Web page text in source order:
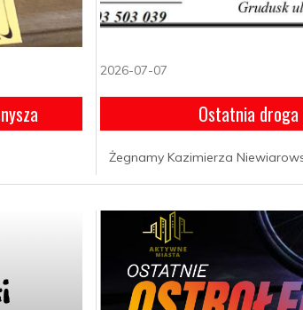
2026-07-07
Ostatnia
Żegnamy Kazimierza